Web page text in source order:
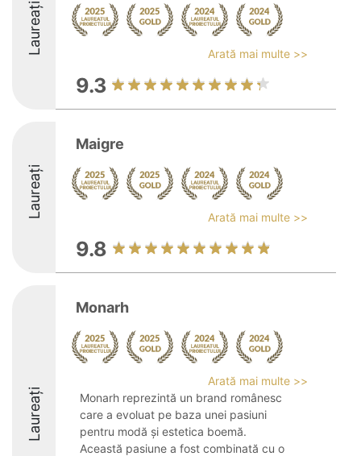
Laureați Arată mai multe >>
9.3
Laureați
Maigre
Arată mai multe >>
9.8
Laureați
Monarh
Arată mai multe >>
Monarh reprezintă un brand românesc
care a evoluat pe baza unei pasiuni
pentru modă și estetica boemă.
Această pasiune a fost combinată cu o